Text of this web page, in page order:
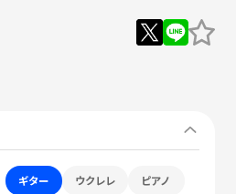
ギター ウクレレ ピアノ